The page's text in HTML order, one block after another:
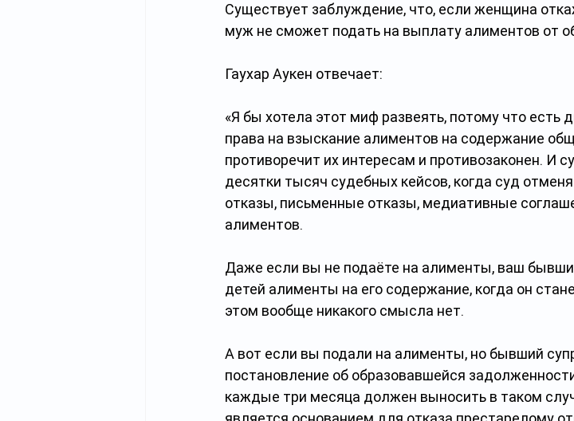
Существует заблуждение, что, если женщина
муж не сможет подать на выплату алиментов от
Гаухар Аукен отвечает:
«Я бы хотела этот миф развеять, потому что
права на взыскание алиментов на содержание
противоречит их интересам и противозаконен. И
десятки тысяч судебных кейсов, когда суд
отказы, письменные отказы, медиативные
алиментов.
Даже если вы не подаёте на алименты, ваш
детей алименты на его содержание, когда он
этом вообще никакого смысла нет.
А вот если вы подали на алименты, но бывший
постановление об образовавшейся
каждые три месяца должен выносить в таком